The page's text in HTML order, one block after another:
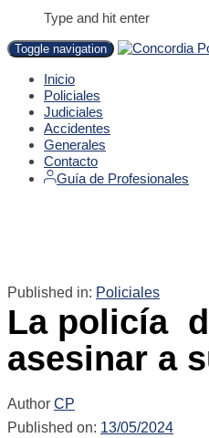
Type and hit enter
Toggle navigation
Inicio
Policiales
Judiciales
Accidentes
Generales
Contacto
Guía de Profesionales
Published in: Policiales
La policía
asesinar a
Author CP
Published on: 13/05/2024